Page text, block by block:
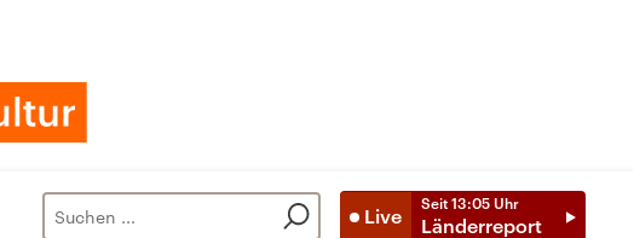
Live
Seit 13:05 Uhr
Länderreport